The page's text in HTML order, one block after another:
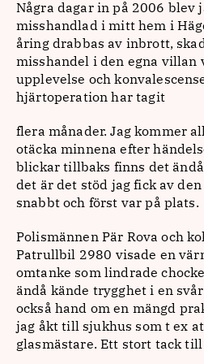
Några dagar in på 2006 blev
misshandlad i mitt hem i
åring drabbas av inbrott,
misshandel i den egna villan
upplevelse och
hjärtoperation har tagit
flera månader. Jag kommer
otäcka minnena efter
blickar tillbaks finns det
det är det stöd jag fick av
snabbt och först var på plats.
Polismännen Pär Rova och
Patrullbil 2980 visade en
omtanke som lindrade
ändå kände trygghet i en
också hand om en mängd
jag åkt till sjukhus som t ex
glasmästare. Ett stort tack till